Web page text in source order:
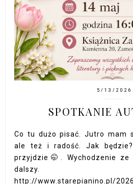
5/13/2026
SPOTKANIE
Co tu dużo pisać. Jutro mam
ale też i radość. Jak
przyjdzie🤭. Wychodzenie
dalszy.
http://www.starepianino.pl/